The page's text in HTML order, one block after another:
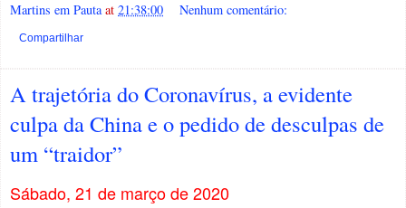
Martins em Pauta at 21:38:00 Nenhum comentário:
Compartilhar
A trajetória do Coronavírus, a evidente
culpa da China e o pedido de desculpas de
um “traidor”
Sábado, 21 de março de 2020